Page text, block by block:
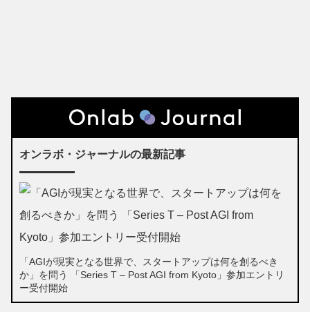
オンラボ・ジャーナルの最新記事
「AGIが現実となる世界で、スタートアップは何を創るべき
か」を問う 「Series T – Post AGI from Kyoto」参加エントリ
ー受付開始